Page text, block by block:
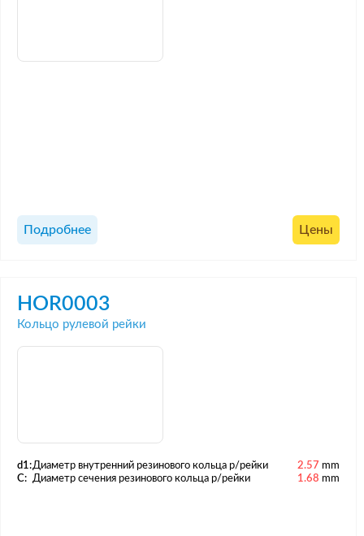
Подробнее Цены
HOR0003
Кольцо рулевой рейки
d1:Диаметр внутренний резинового кольца р/рейки 2.57 mm
C:
Диаметр сечения резинового кольца р/рейки 1.68 mm